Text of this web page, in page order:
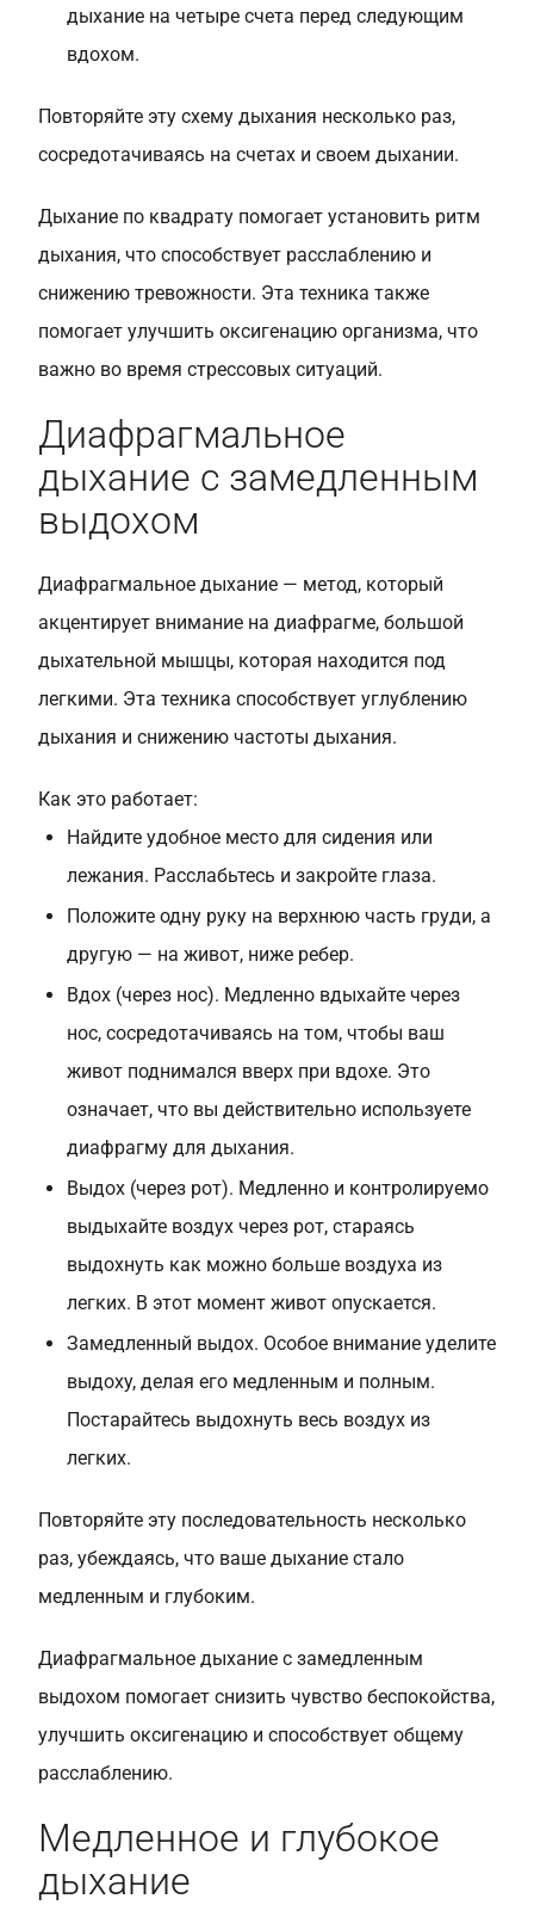
дыхание на четыре счета перед следующим
вдохом.
Повторяйте эту схему дыхания несколько раз,
сосредотачиваясь на счетах и своем дыхании.
Дыхание по квадрату помогает установить ритм
дыхания, что способствует расслаблению и
снижению тревожности. Эта техника также
помогает улучшить оксигенацию организма, что
важно во время стрессовых ситуаций.
Диафрагмальное
дыхание с замедленным
выдохом
Диафрагмальное дыхание — метод, который
акцентирует внимание на диафрагме, большой
дыхательной мышцы, которая находится под
легкими. Эта техника способствует углублению
дыхания и снижению частоты дыхания.
Как это работает:
Найдите удобное место для сидения или
лежания. Расслабьтесь и закройте глаза.
Положите одну руку на верхнюю часть груди, а
другую — на живот, ниже ребер.
Вдох (через нос). Медленно вдыхайте через
нос, сосредотачиваясь на том, чтобы ваш
живот поднимался вверх при вдохе. Это
означает, что вы действительно используете
диафрагму для дыхания.
Выдох (через рот). Медленно и контролируемо
выдыхайте воздух через рот, стараясь
выдохнуть как можно больше воздуха из
легких. В этот момент живот опускается.
Замедленный выдох. Особое внимание уделите
выдоху, делая его медленным и полным.
Постарайтесь выдохнуть весь воздух из
легких.
Повторяйте эту последовательность несколько
раз, убеждаясь, что ваше дыхание стало
медленным и глубоким.
Диафрагмальное дыхание с замедленным
выдохом помогает снизить чувство беспокойства,
улучшить оксигенацию и способствует общему
расслаблению.
Медленное и глубокое
дыхание